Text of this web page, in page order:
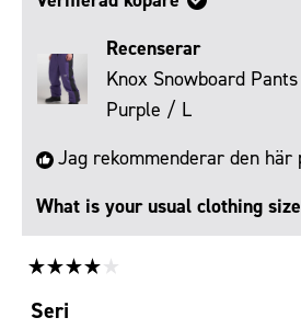
Recenserar
Knox Snowboard
Purple / L
Jag rekommenderar den här
What is your usual clothing
4
av
Seri